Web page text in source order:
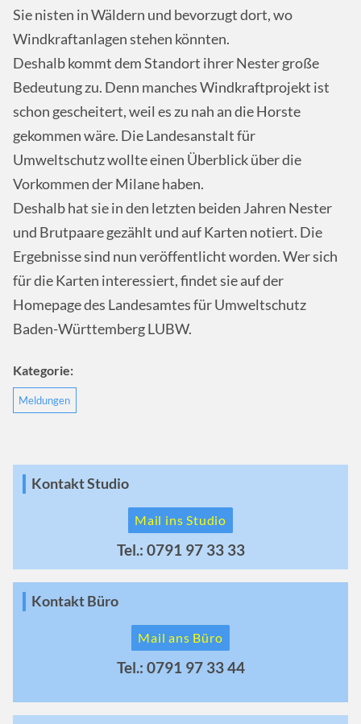
Sie nisten in Wäldern und bevorzugt dort, wo
Windkraftanlagen stehen könnten.
Deshalb kommt dem Standort ihrer Nester große
Bedeutung zu. Denn manches Windkraftprojekt ist
schon gescheitert, weil es zu nah an die Horste
gekommen wäre. Die Landesanstalt für
Umweltschutz wollte einen Überblick über die
Vorkommen der Milane haben.
Deshalb hat sie in den letzten beiden Jahren Nester
und Brutpaare gezählt und auf Karten notiert. Die
Ergebnisse sind nun veröffentlicht worden. Wer sich
für die Karten interessiert, findet sie auf der
Homepage des Landesamtes für Umweltschutz
Baden-WürttembergLUBW.
Kategorie:
Meldungen
Kontakt Studio
Mail ins Studio
Tel.: 0791 97 33 33
Kontakt Büro
Mail ans Büro
Tel.: 0791 97 33 44